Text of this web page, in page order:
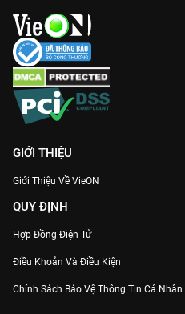
GIỚI THIỆU
Giới Thiệu Về VieON
QUY ĐỊNH
Hợp Đồng Điện Tử
Điều Khoản Và Điều Kiện
Chính Sách Bảo Vệ Thông Tin Cá Nhân